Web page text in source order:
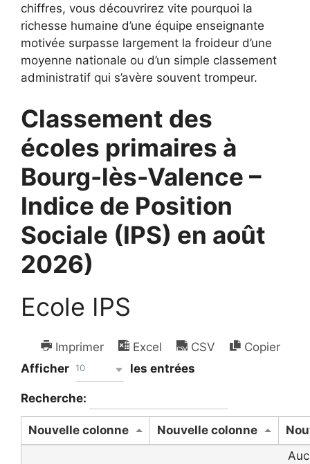
chiffres, vous découvrirez vite pourquoi la
richesse humaine d’une équipe enseignante
motivée surpasse largement la froideur d’une
moyenne nationale ou d’un simple classement
administratif qui s’avère souvent trompeur.
Classement des
écoles primaires à
Bourg-lès-Valence –
Indice de Position
Sociale (IPS) en août
2026)
Ecole IPS
Imprimer Excel CSV
Copier
Afficher 10 les entrées
Recherche:
Nouvelle colonne Nouvelle colonne